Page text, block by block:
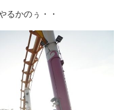
るかのぅ・・